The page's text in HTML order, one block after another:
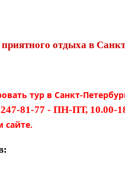
отдыха в
тур в Санкт-
81-77 - ПН-ПТ, 10.00-
сайте.